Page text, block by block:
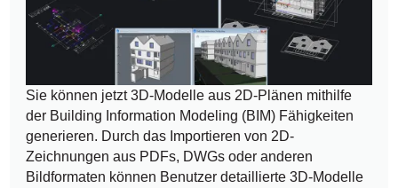
Sie können jetzt 3D-Modelle aus 2D-Plänen mithilfe
der Building Information Modeling (BIM) Fähigkeiten
generieren. Durch das Importieren von 2D-
Zeichnungen aus PDFs, DWGs oder anderen
Bildformaten können Benutzer detaillierte 3D-Modelle